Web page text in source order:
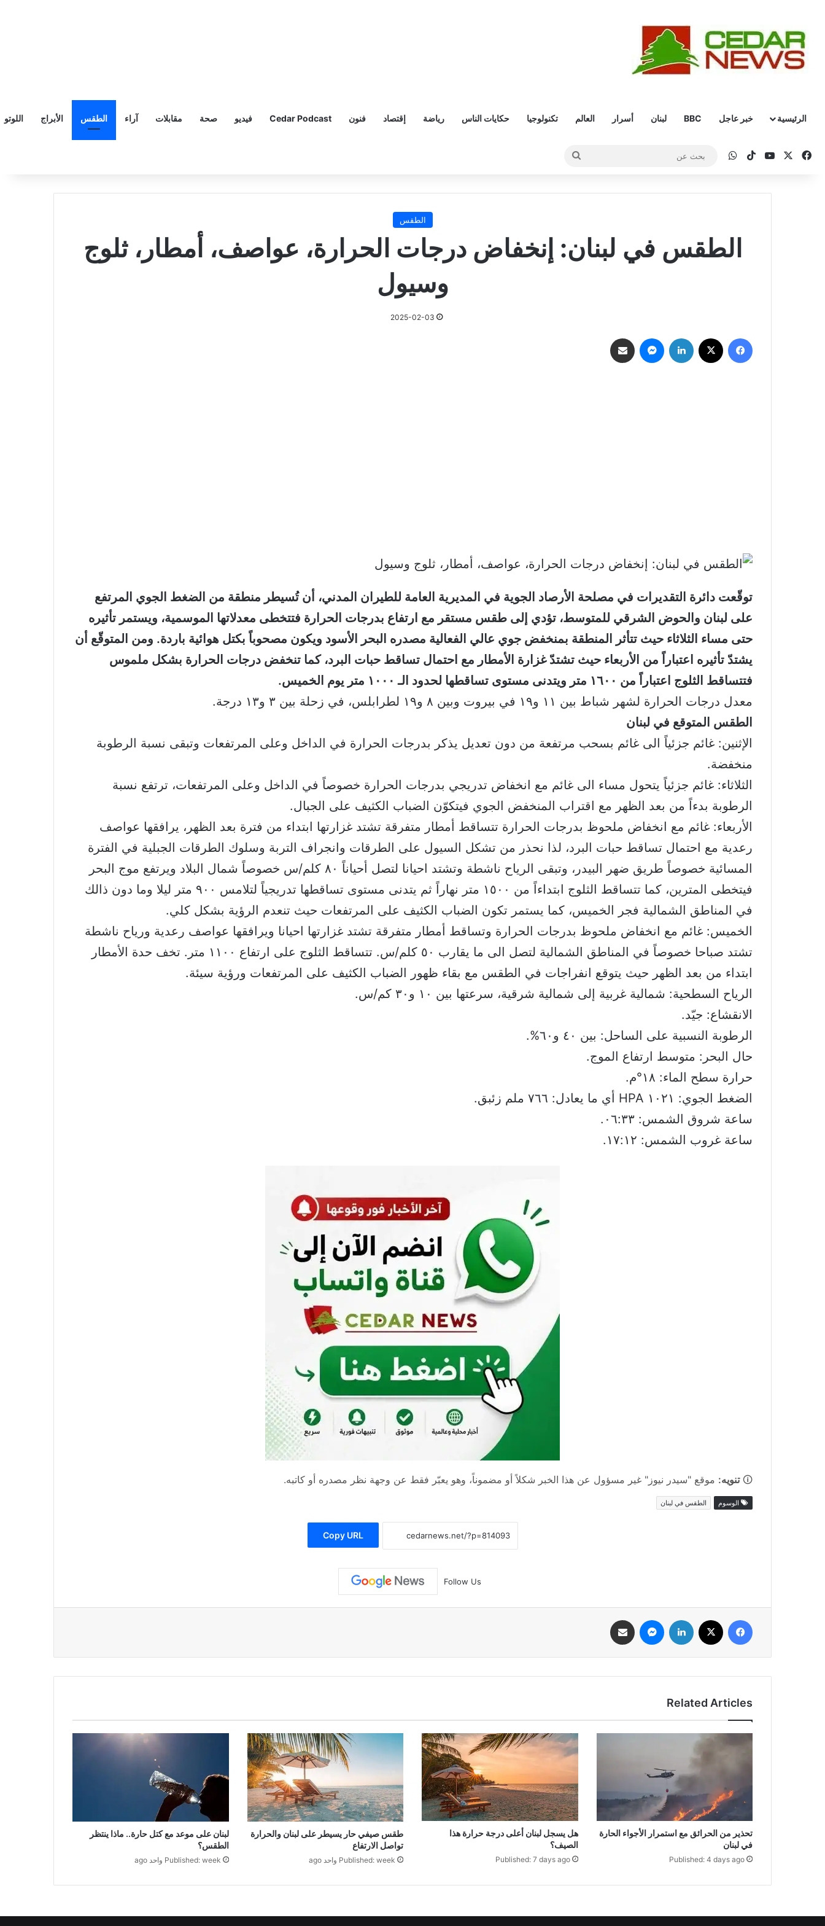
الرئيسية خبر عاجل BBC لبنان أسرار العالم تكنولوجيا حكايات الناس رياضة إقتصاد فنون Cedar Podcast فيديو صحة مقابلات آراء الطقس الأبراج اللوتو
فيسبوك ‫YouTube
‫TikTokواتساب
بحث
الطقس
الطقس في لبنان: إنخفاض درجات الحرارة، عواصف، أمطار، ثلوج
وسيول
2025-02-03
فيسبوك لينكدإن ماسنجر
توقّعت دائرة التقديرات في مصلحة الأرصاد الجوية في المديرية العامة للطيران المدني، أن تُسيطر منطقة من الضغط الجوي المرتفع
على لبنان والحوض الشرقي للمتوسط، تؤدي إلى طقس مستقر مع ارتفاع بدرجات الحرارة فتتخطى معدلاتها الموسمية، ويستمر تأثيره
حتى مساء الثلاثاء حيث تتأثر المنطقة بمنخفض جوي عالي الفعالية مصدره البحر الأسود ويكون مصحوباً بكتل هوائية باردة. ومن المتوقّع أن
يشتدّ تأثيره اعتباراً من الأربعاء حيث تشتدّ غزارة الأمطار مع احتمال تساقط حبات البرد، كما تنخفض درجات الحرارة بشكل ملموس
فتتساقط الثلوج اعتباراً من ١٦٠٠ متر ويتدنى مستوى تساقطها لحدود الـ ١٠٠٠ متر يوم الخميس.
معدل درجات الحرارة لشهر شباط بين ١١ و١٩ في بيروت وبين ٨ و١٩ لطرابلس، في زحلة بين ٣ و١٣ درجة.
الطقس المتوقع في لبنان
الإثنين: غائم جزئياً الى غائم بسحب مرتفعة من دون تعديل يذكر بدرجات الحرارة في الداخل وعلى المرتفعات وتبقى نسبة الرطوبة
منخفضة.
الثلاثاء: غائم جزئياً يتحول مساء الى غائم مع انخفاض تدريجي بدرجات الحرارة خصوصاً في الداخل وعلى المرتفعات، ترتفع نسبة
الرطوبة بدءاً من بعد الظهر مع اقتراب المنخفض الجوي فيتكوّن الضباب الكثيف على الجبال.
الأربعاء: غائم مع انخفاض ملحوظ بدرجات الحرارة تتساقط أمطار متفرقة تشتد غزارتها ابتداء من فترة بعد الظهر، يرافقها عواصف
رعدية مع احتمال تساقط حبات البرد، لذا نحذر من تشكل السيول على الطرقات وانجراف التربة وسلوك الطرقات الجبلية في الفترة
المسائية خصوصاً طريق ضهر البيدر، وتبقى الرياح ناشطة وتشتد احيانا لتصل أحياناً ٨٠ كلم/س خصوصاً شمال البلاد ويرتفع موج البحر
فيتخطى المترين، كما تتساقط الثلوج ابتداءاً من ١٥٠٠ متر نهاراً ثم يتدنى مستوى تساقطها تدريجياً لتلامس ٩٠٠ متر ليلا وما دون ذالك
في المناطق الشمالية فجر الخميس، كما يستمر تكون الضباب الكثيف على المرتفعات حيث تنعدم الرؤية بشكل كلي.
الخميس: غائم مع انخفاض ملحوظ بدرجات الحرارة وتساقط أمطار متفرقة تشتد غزارتها احيانا ويرافقها عواصف رعدية ورياح ناشطة
تشتد صباحا خصوصاً في المناطق الشمالية لتصل الى ما يقارب ٥٠ كلم/س. تتساقط الثلوج على ارتفاع ١١٠٠ متر. تخف حدة الأمطار
ابتداء من بعد الظهر حيث يتوقع انفراجات في الطقس مع بقاء ظهور الضباب الكثيف على المرتفعات ورؤية سيئة.
الرياح السطحية: شمالية غربية إلى شمالية شرقية، سرعتها بين ١٠ و٣٠ كم/س.
الانقشاع: جيّد.
الرطوبة النسبية على الساحل: بين ٤٠ و٦٠%.
حال البحر: متوسط ارتفاع الموج.
حرارة سطح الماء: ١٨°م.
الضغط الجوي: ١٠٢١ HPA أي ما يعادل: ٧٦٦ ملم زئبق.
ساعة شروق الشمس: ٠٦:٣٣.
ساعة غروب الشمس: ١٧:١٢.
🛈تنويه: موقع "سيدر نيوز" غير مسؤول عن هذا الخبر شكلاً أو مضموناً، وهو يعبّر فقط عن وجهة نظر مصدره أو كاتبه.
الوسوم الطقس في لبنان
Copy URL
Follow Us
فيسبوك لينكدإن ماسنجر
Related Articles
تحذير من الحرائق مع استمرار الأجواء الحارة
في لبنان
Published: 4 days ago
هل يسجل لبنان أعلى درجة حرارة هذا
الصيف؟
Published: 7 days ago
طقس صيفي حار يسيطر على لبنان والحرارة
تواصل الارتفاع
Published: week واحد ago
لبنان على موعد مع كتل حارة.. ماذا ينتظر
الطقس؟
Published: week واحد ago